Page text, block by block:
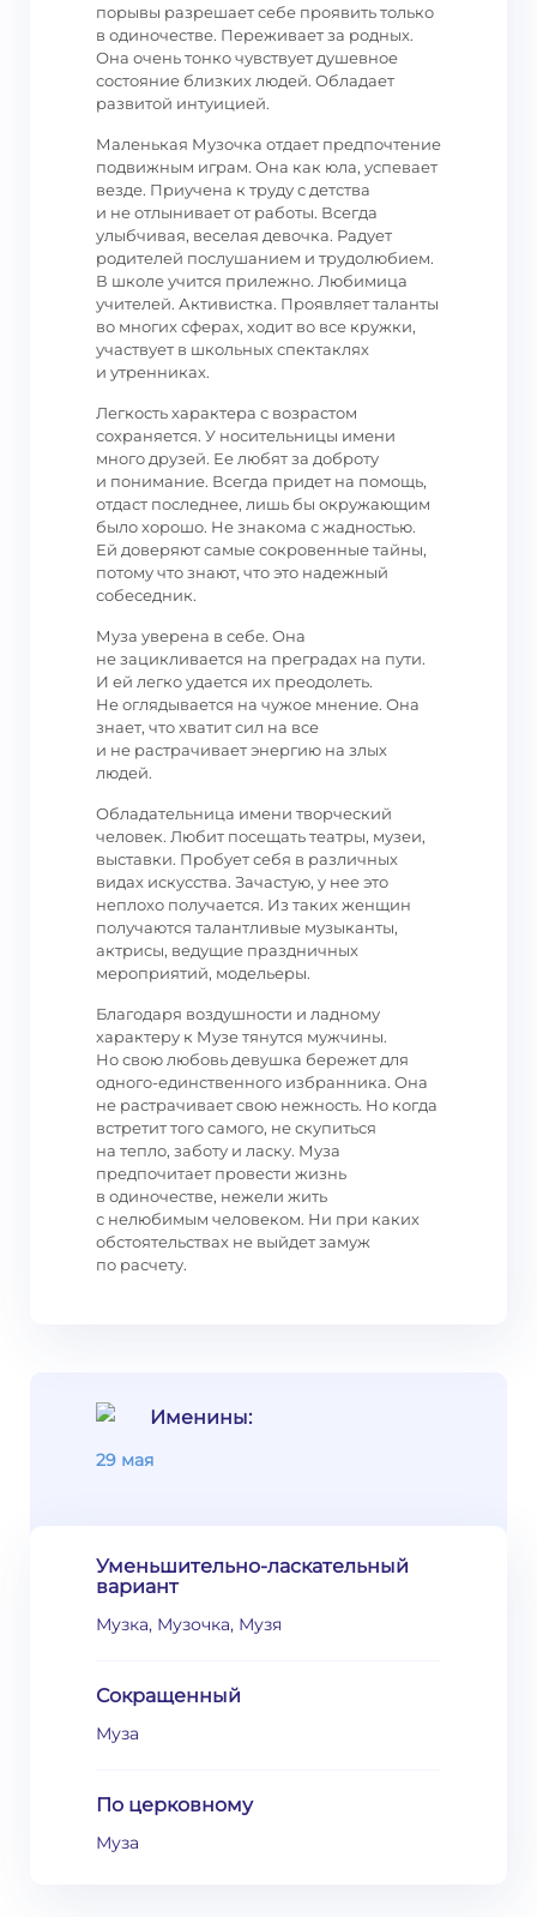
порывы разрешает себе проявить только
в одиночестве. Переживает за родных.
Она очень тонко чувствует душевное
состояние близких людей. Обладает
развитой интуицией.
Маленькая Музочка отдает предпочтение
подвижным играм. Она как юла, успевает
везде. Приучена к труду с детства
и не отлынивает от работы. Всегда
улыбчивая, веселая девочка. Радует
родителей послушанием и трудолюбием.
В школе учится прилежно. Любимица
учителей. Активистка. Проявляет таланты
во многих сферах, ходит во все кружки,
участвует в школьных спектаклях
и утренниках.
Легкость характера с возрастом
сохраняется. У носительницы имени
много друзей. Ее любят за доброту
и понимание. Всегда придет на помощь,
отдаст последнее, лишь бы окружающим
было хорошо. Не знакома с жадностью.
Ей доверяют самые сокровенные тайны,
потому что знают, что это надежный
собеседник.
Муза уверена в себе. Она
не зацикливается на преградах на пути.
И ей легко удается их преодолеть.
Не оглядывается на чужое мнение. Она
знает, что хватит сил на все
и не растрачивает энергию на злых
людей.
Обладательница имени творческий
человек. Любит посещать театры, музеи,
выставки. Пробует себя в различных
видах искусства. Зачастую, у нее это
неплохо получается. Из таких женщин
получаются талантливые музыканты,
актрисы, ведущие праздничных
мероприятий, модельеры.
Благодаря воздушности и ладному
характеру к Музе тянутся мужчины.
Но свою любовь девушка бережет для
одного-единственного избранника. Она
не растрачивает свою нежность. Но когда
встретит того самого, не скупиться
на тепло, заботу и ласку. Муза
предпочитает провести жизнь
в одиночестве, нежели жить
с нелюбимым человеком. Ни при каких
обстоятельствах не выйдет замуж
по расчету.
Именины:
29 мая
Уменьшительно-ласкательный
вариант
Музка, Музочка, Музя
Сокращенный
Муза
По церковному
Муза